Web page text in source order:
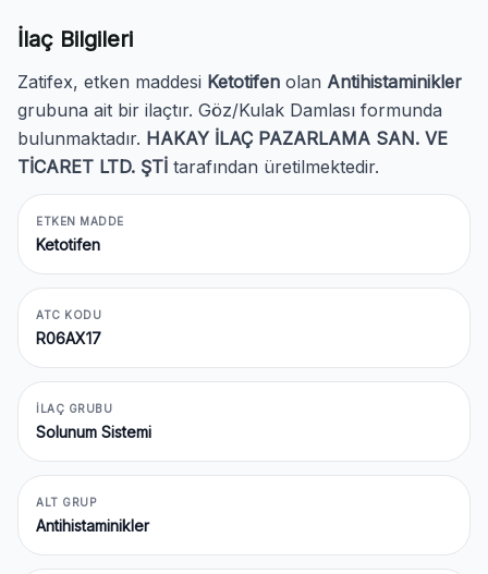
İlaç Bilgileri
Zatifex, etken maddesi Ketotifen olan Antihistaminikler
grubuna ait bir ilaçtır. Göz/Kulak Damlası formunda
bulunmaktadır. HAKAY İLAÇ PAZARLAMA SAN. VE
TİCARET LTD. ŞTİ tarafından üretilmektedir.
ETKEN MADDE
Ketotifen
ATC KODU
R06AX17
İLAÇ GRUBU
Solunum Sistemi
ALT GRUP
Antihistaminikler